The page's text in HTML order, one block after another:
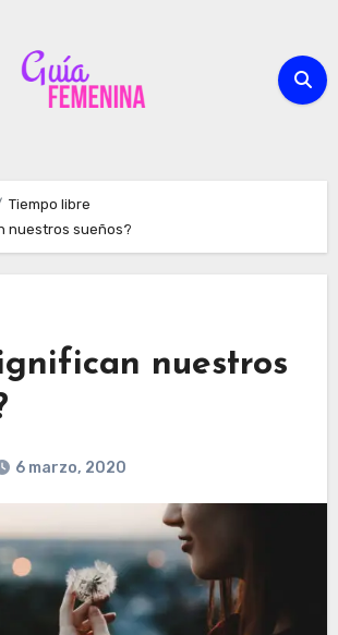
Tiempo libre
nuestros sueños?
nuestros
6 marzo, 2020